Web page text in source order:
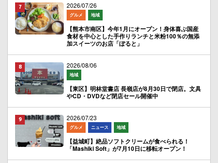
2026/07/26
グルメ 地域
【熊本市南区】今年1月にオープン！身体喜ぶ国産
食材を中心とした手作りランチと米粉100％の無添
加スイーツのお店「ぽると」
2026/08/06
地域
【東区】明林堂書店 長嶺店が8月30日で閉店。文具
やCD・DVDなど閉店セール開催中
2026/07/23
グルメ ニュース 地域
【益城町】絶品ソフトクリームが食べられる！
「Mashiki Soft」が7月10日に移転オープン！